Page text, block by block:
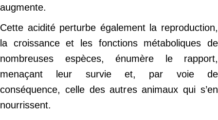
augmente.
Cette acidité perturbe également la reproduction,
la croissance et les fonctions métaboliques de
nombreuses espèces, énumère le rapport,
menaçant leur survie et, par voie de
conséquence, celle des autres animaux qui s’en
nourrissent.